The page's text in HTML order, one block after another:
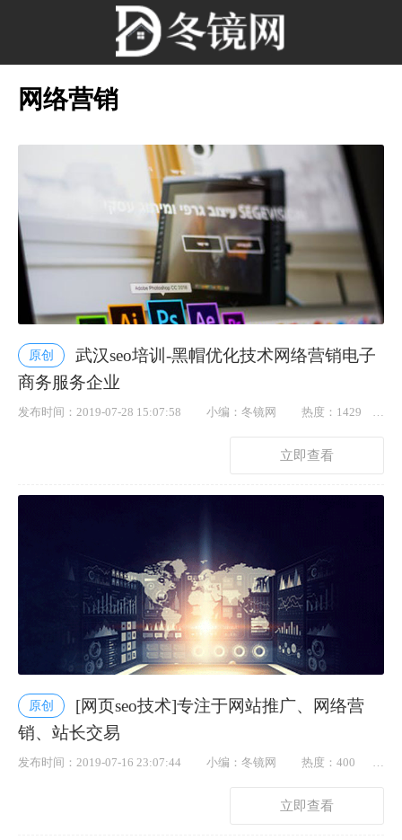
网络营销
原创
武汉seo培训-黑帽优化技术网络营销电子
商务服务企业
发布时间：2019-07-28 15:07:58 小编：冬镜网
热度：1429
立即查看
原创
[网页seo技术]专注于网站推广、网络营
销、站长交易
发布时间：2019-07-16 23:07:44 小编：冬镜网
热度：400
立即查看